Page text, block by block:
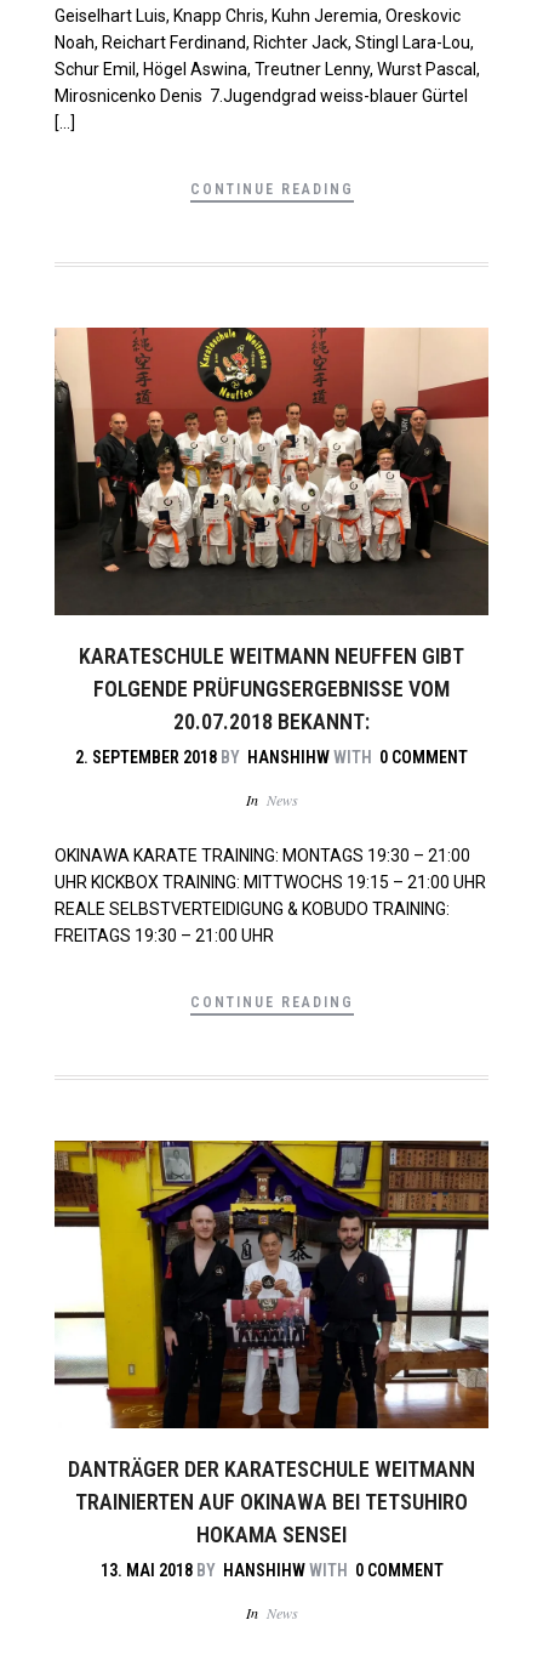
Geiselhart Luis, Knapp Chris, Kuhn Jeremia, Oreskovic
Noah, Reichart Ferdinand, Richter Jack, Stingl Lara-Lou,
Schur Emil, Högel Aswina, Treutner Lenny, Wurst Pascal,
Mirosnicenko Denis 7.Jugendgrad weiss-blauer Gürtel
[…]
CONTINUE READING
KARATESCHULE WEITMANN NEUFFEN GIBT
FOLGENDE PRÜFUNGSERGEBNISSE VOM
20.07.2018 BEKANNT:
2. SEPTEMBER 2018 BY HANSHIHWWITH 0 COMMENT
In News
OKINAWA KARATE TRAINING: MONTAGS 19:30 – 21:00
UHR KICKBOX TRAINING: MITTWOCHS 19:15 – 21:00 UHR
REALE SELBSTVERTEIDIGUNG & KOBUDO TRAINING:
FREITAGS 19:30 – 21:00 UHR
CONTINUE READING
DANTRÄGER DER KARATESCHULE WEITMANN
TRAINIERTEN AUF OKINAWA BEI TETSUHIRO
HOKAMA SENSEI
13. MAI 2018 BY HANSHIHW WITH 0 COMMENT
In News